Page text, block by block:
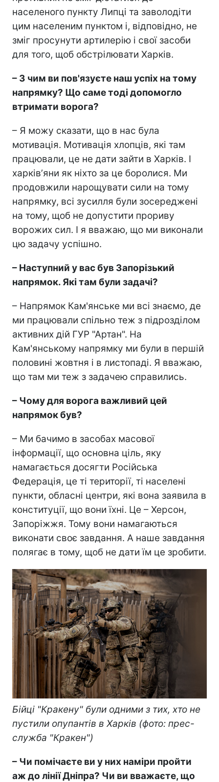
населеного пункту Липці та заволодіти
цим населеним пунктом і, відповідно, не
зміг просунути артилерію і свої засоби
для того, щоб обстрілювати Харків.
– З чим ви пов'язуєте наш успіх на тому
напрямку? Що саме тоді допомогло
втримати ворога?
– Я можу сказати, що в нас була
мотивація. Мотивація хлопців, які там
працювали, це не дати зайти в Харків. І
харківʼяни як ніхто за це боролися. Ми
продовжили нарощувати сили на тому
напрямку, всі зусилля були зосереджені
на тому, щоб не допустити прориву
ворожих сил. І я вважаю, що ми виконали
цю задачу успішно.
– Наступний у вас був Запорізький
напрямок. Які там були задачі?
– Напрямок Кам'янське ми всі знаємо, де
ми працювали спільно теж з підрозділом
активних дій ГУР "Артан". На
Кам'янському напрямку ми були в першій
половині жовтня і в листопаді. Я вважаю,
що там ми теж з задачею справились.
– Чому для ворога важливий цей
напрямок був?
– Ми бачимо в засобах масової
інформації, що основна ціль, яку
намагається досягти Російська
Федерація, це ті території, ті населені
пункти, обласні центри, які вона заявила в
конституції, що вони їхні. Це – Херсон,
Запоріжжя. Тому вони намагаються
виконати своє завдання. А наше завдання
полягає в тому, щоб не дати їм це зробити.
Бійці "Кракену" були одними з тих, хто не
пустили опупантів в Харків (фото: прес-
служба "Кракен")
– Чи помічаєте ви у них наміри пройти
аж до лінії Дніпра? Чи ви вважаєте, що